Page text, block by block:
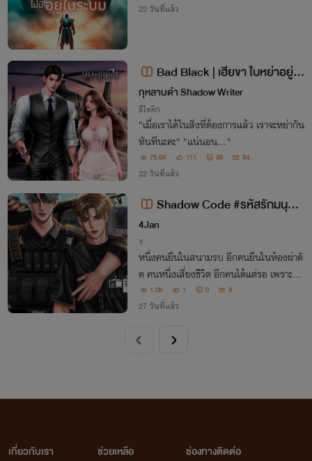
22 วันที่แล้ว
Bad Black | เฮียขา ใบหย่าอยู่ไห
น
กุหลาบดำ Shadow Writer
อีโรติก
"เมื่อเราได้ในสิ่งที่ต้องการแล้ว เราจะหย่ากัน
ทันทีนะคะ" "แน่นอน..."
75.6K 111 98 84
22 วันที่แล้ว
Shadow Code #รหัสรักมนุษย์เ
งา
4Jan
Y
หนึ่งคนยืนในสนามรบ อีกคนยืนในห้องผ่าตั
ด คนหนึ่งเสี่ยงชีวิต อีกคนได้แต่รอ เพราะคำ
สัญญาว่า “เพื่อนกัน จะไม่ทิ้งกัน” แต่ถ้าวันห
นึ่ง…อีกฝ่ายไม่กลับมา จะทำยังไง
1.0K 1 0 8
27 วันที่แล้ว
เกี่ยวกับเรา
ช่วยเหลือ
ช่องทางติดต่อ